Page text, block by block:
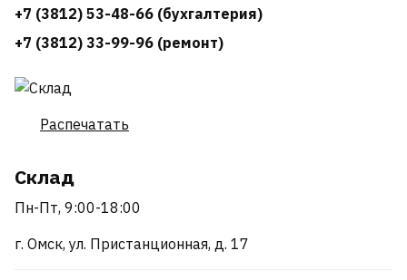
+7 (3812) 53-48-66 (бухгалтерия)
+7 (3812) 33-99-96 (ремонт)
Распечатать
Склад
Пн-Пт, 9:00-18:00
г. Омск, ул. Пристанционная, д. 17